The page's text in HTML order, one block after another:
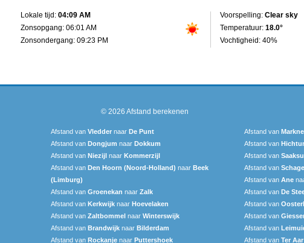
Lokale tijd: 04:09 AM
Zonsopgang: 06:01 AM
Zonsondergang: 09:23 PM
Voorspelling: Clear sky
Temperatuur: 18.0°
Vochtigheid: 40%
© 2026 Afstand berekenen
Afstand van Vledder naar De Punt Afstand van
Afstand van Dongjum naar Dokkum Afstand van
Afstand van Niezijl naar Kommerzijl Afstand van
Afstand van Den Hoorn (Noord-Holland) naar Beek
(Limburg)
Afstand van
Afstand van Ane
Afstand van Groenekan naar Zalk Afstand van De
Afstand van Kerkwijk naar Hoevelaken Afstand van
Afstand van Zaltbommel naar Winterswijk Afstand van
Afstand van Brandwijk naar Bilderdam Afstand van
Afstand van Rockanje naar Puttershoek Afstand van Ter Aar‎